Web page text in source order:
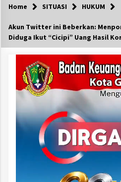
Home SITUASI HUKUM
Akun Twitter ini Beberkan:
Diduga Ikut “Cicipi” Uang Hasil